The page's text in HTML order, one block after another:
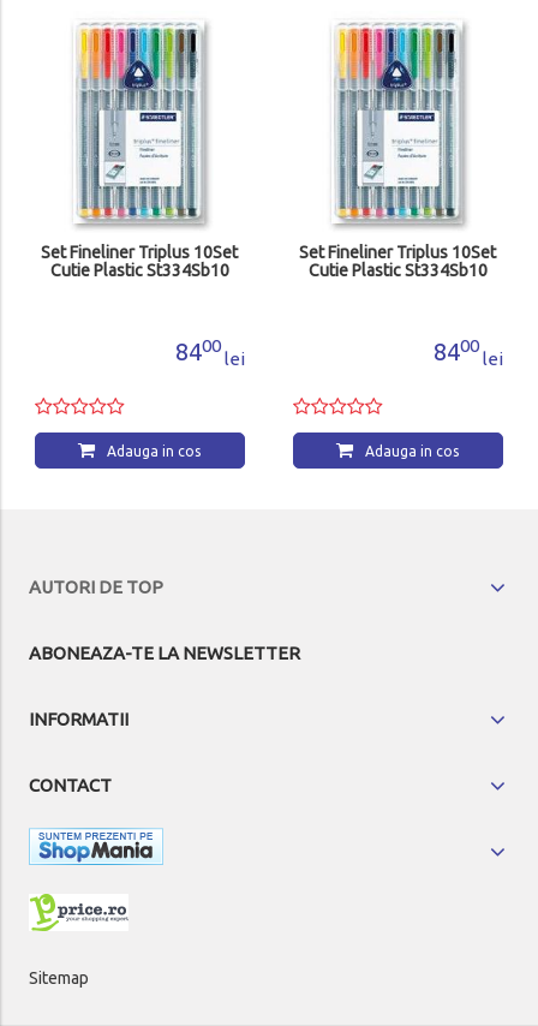
Set Fineliner Triplus 10Set
Cutie Plastic St334Sb10
8400
lei
Adauga in cos
Set Fineliner Triplus 10Set
Cutie Plastic St334Sb10
8400
lei
Adauga in cos
AUTORI DE TOP
ABONEAZA-TE LA NEWSLETTER
INFORMATII
CONTACT
Sitemap